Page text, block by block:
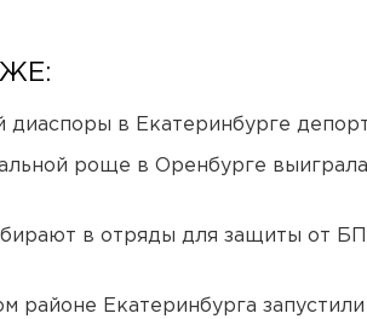
диаспоры в Екатеринбурге
роще в Оренбурге
в отряды для защиты от
районе Екатеринбурга